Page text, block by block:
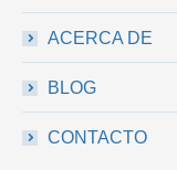
ACERCA DE
BLOG
CONTACTO